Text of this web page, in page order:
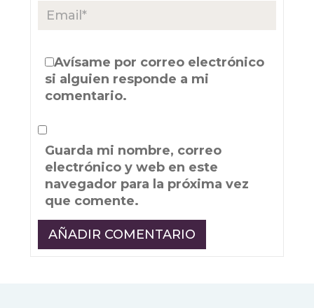
Avísame por correo electrónico
si alguien responde a mi
comentario.
Guarda mi nombre, correo
electrónico y web en este
navegador para la próxima vez
que comente.